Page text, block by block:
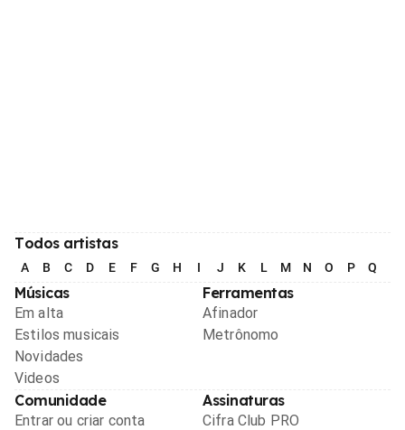
Todos artistas
A B C D E F G H I J K L M N O P Q
Músicas
Em alta
Estilos musicais
Novidades
Videos
Ferramentas
Afinador
Metrônomo
Comunidade
Entrar ou criar conta
Assinaturas
Cifra Club PRO